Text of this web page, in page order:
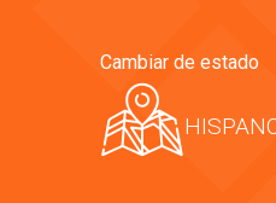
Cambiar de estado